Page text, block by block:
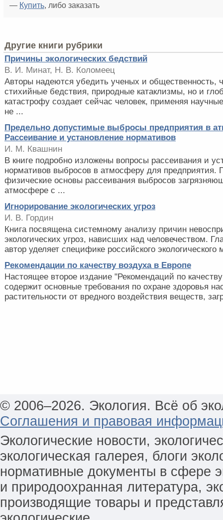
— Купить, либо заказать
Другие книги рубрики
Причины экологических бедствий
В. И. Минат, Н. В. Коломеец
Авторы надеются убедить ученых и общественность,
стихийные бедствия, природные катаклизмы, но и
катастрофу создает сейчас человек, применяя
не ...
Предельно допустимые выбросы предприятия в
Рассеивание и установление нормативов
И. М. Квашнин
В книге подробно изложены вопросы рассеивания и
нормативов выбросов в атмосферу для предприятия.
физические основы рассеивания выбросов
атмосфере с ...
Игнорирование экологических угроз
И. В. Гордин
Книга посвящена системному анализу причин
экологических угроз, нависших над человечеством.
автор уделяет специфике российского экологического
Рекомендации по качеству воздуха в Европе
Настоящее второе издание "Рекомендаций по
содержит основные требования по охране здоровья
растительности от вредного воздействия веществ,
© 2006–2026. Экология. Всё об
Соглашения и правовая
Экологические новости,
экологическая галерея, блоги
нормативные документы в сфере
и природоохранная литература,
производящие товары и